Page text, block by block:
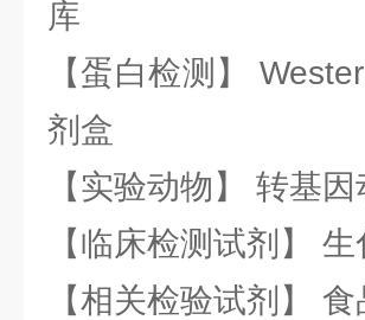
库
【蛋白检测】
剂盒
【实验动物】 转基
【临床检测试剂】
【相关检验试剂】